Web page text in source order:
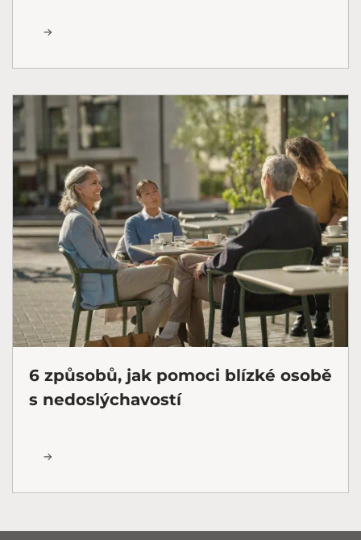
6 způsobů, jak pomoci blízké osobě
s nedoslýchavostí